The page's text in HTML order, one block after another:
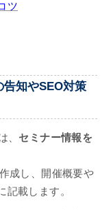
ツ
知やSEO対策
、 セミナー情報を
成し、開催概要や
記載します。